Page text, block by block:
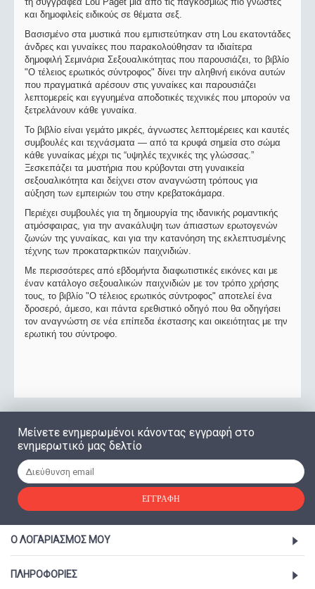
και δημοφιλείς ειδικούς σε θέματα σεξ.
Βασισμένο στα μυστικά που εμπιστεύτηκαν στη Lou εκατοντάδες
άνδρες και γυναίκες που παρακολούθησαν τα ιδιαίτερα
δημοφιλή Σεμινάρια Σεξουαλικότητας που παρουσιάζει, το βιβλίο
"Ο τέλειος ερωτικός σύντροφος" δίνει την αληθινή εικόνα αυτών
που πραγματικά αρέσουν στις γυναίκες και παρουσιάζει
λεπτομερείς και εγγυημένα αποδοτικές τεχνικές που μπορούν να
ξετρελάνουν κάθε γυναίκα.
Το βιβλίο είναι γεμάτο μικρές, άγνωστες λεπτομέρειες και καυτές
συμβουλές και τεχνάσματα — από τα κρυφά σημεία στο σώμα
κάθε γυναίκας μέχρι τις “υψηλές τεχνικές της γλώσσας.”
Ξεσκεπάζει τα μυστήρια που κρύβονται στη γυναικεία
σεξουαλικότητα και δείχνει στον αναγνώστη τρόπους για
αύξηση των εμπειριών του στην κρεβατοκάμαρα.
Περιέχει συμβουλές για τη δημιουργία της ιδανικής ρομαντικής
ατμόσφαιρας, για την ανακάλυψη των άπιαστων ερωτογενών
ζωνών της γυναίκας, και για την κατανόηση της εκλεπτυσμένης
τέχνης των προκαταρκτικών παιχνιδιών.
Με περισσότερες από εβδομήντα διαφωτιστικές εικόνες και με
έναν κατάλογο σεξουαλικών παιχνιδιών με τον τρόπο χρήσης
τους, το βιβλίο "Ο τέλειος ερωτικός σύντροφος" αποτελεί ένα
δροσερό, άμεσο, και πάντα ερεθιστικό οδηγό που θα οδηγήσει
τον αναγνώστη σε νέα επίπεδα έκστασης και οικειότητας με την
ερωτική του σύντροφο.
Μείνετε ενημερωμένοι κάνοντας εγγραφή στο
ενημερωτικό μας δελτίο
ΕΓΓΡΑΦΉ
Ο ΛΟΓΑΡΙΑΣΜΌΣ ΜΟΥ
ΠΛΗΡΟΦΟΡΊΕΣ